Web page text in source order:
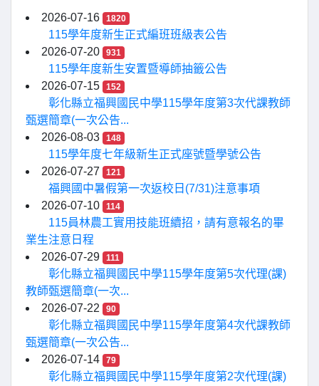
2026-07-16 1820
115學年度新生正式編班班級表公告
2026-07-20
931
115學年度新生安置暨導師抽籤公告
2026-07-15
152
彰化縣立福興國民中學115學年度第3次代課教師
甄選簡章(一次公告...
2026-08-03
148
115學年度七年級新生正式座號暨學號公告
2026-07-27
121
福興國中暑假第一次返校日(7/31)注意事項
2026-07-10
114
115員林農工實用技能班續招，請有意報名的畢
業生注意日程
2026-07-29
111
彰化縣立福興國民中學115學年度第5次代理(課)
教師甄選簡章(一次...
2026-07-22
90
彰化縣立福興國民中學115學年度第4次代課教師
甄選簡章(一次公告...
2026-07-14
79
彰化縣立福興國民中學115學年度第2次代理(課)